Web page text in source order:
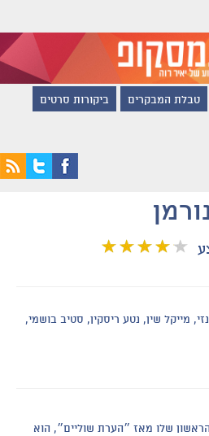
טבלת המבקרים ביקורות סרטים
נורמן
מייקל שין, נטע ריסקין, סטיב בושמי,
שלו מאז ״הערת שוליים״, הוא